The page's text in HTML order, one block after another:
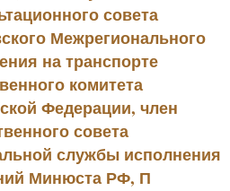
совета
Межрегионального
на транспорте
комитета
Федерации, член
совета
службы исполнения
Минюста РФ, П